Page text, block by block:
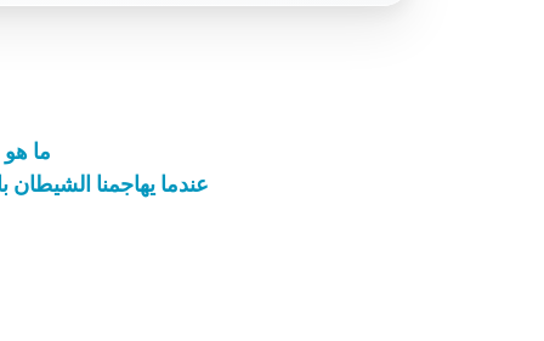
ما هو
عندما يهاجمنا الشيطان